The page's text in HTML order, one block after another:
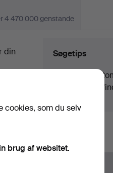
4 470 000 genstande
din
Søgetips
Vi søger
,
cookies, som du selv
brug af websitet.